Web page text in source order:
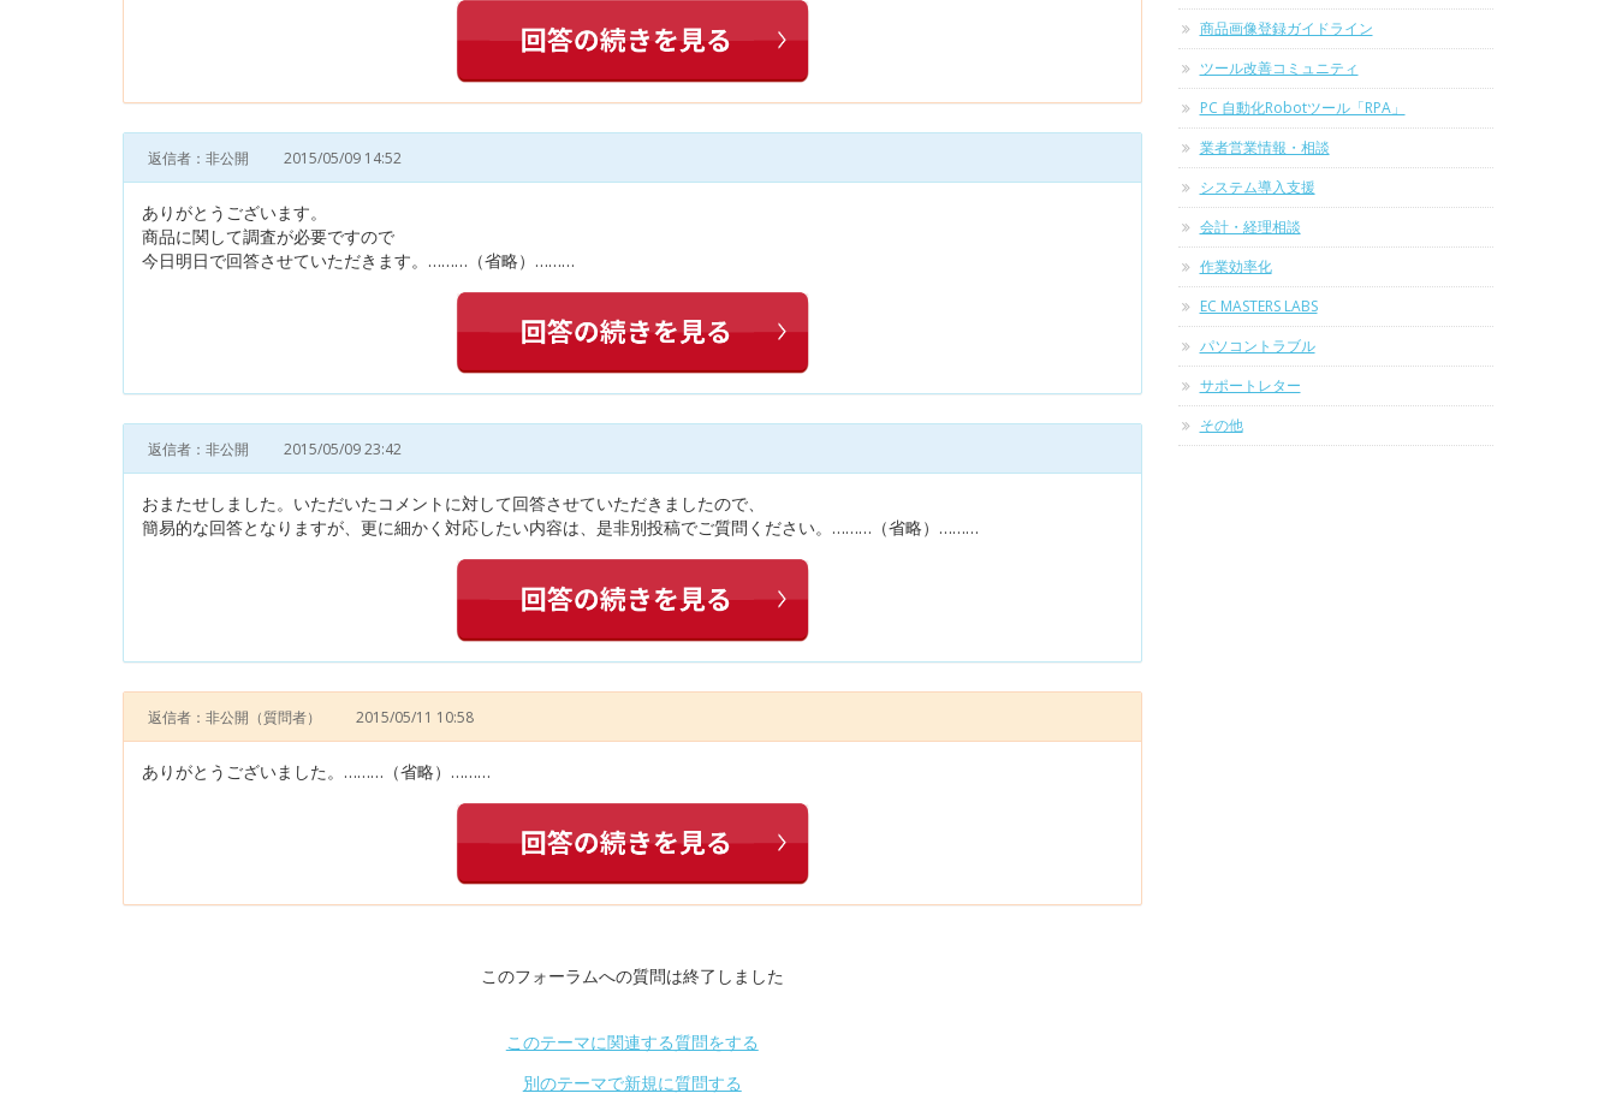
返信者：非公開 2015/05/09 14:52
ありがとうございます。
商品に関して調査が必要ですので
今日明日で回答させていただきます。………（省略）………
返信者：非公開 2015/05/09 23:42
おまたせしました。いただいたコメントに対して回答させていただきましたので、
簡易的な回答となりますが、更に細かく対応したい内容は、是非別投稿でご質問ください。………（省略）………
返信者：非公開 （質問者） 2015/05/11 10:58
ありがとうございました。………（省略）………
このフォーラムへの質問は終了しました
このテーマに関連する質問をする
別のテーマで新規に質問する
商品画像登録ガイドライン
ツール改善コミュニティ
PC 自動化Robotツール「RPA」
業者営業情報・相談
システム導入支援
会計・経理相談
作業効率化
EC MASTERS LABS
パソコントラブル
サポートレター
その他